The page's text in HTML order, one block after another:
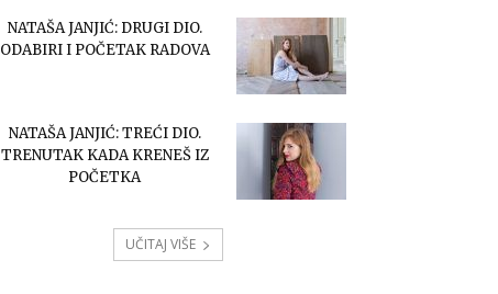
NATAŠA JANJIĆ: DRUGI DIO.
ODABIRI I POČETAK RADOVA
NATAŠA JANJIĆ: TREĆI DIO.
TRENUTAK KADA KRENEŠ IZ
POČETKA
UČITAJ VIŠE